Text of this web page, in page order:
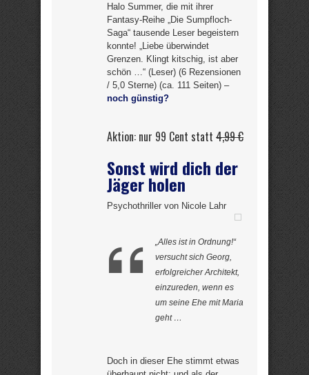
Halo Summer, die mit ihrer
Fantasy-Reihe „Die Sumpfloch-
Saga“ tausende Leser begeistern
konnte! „Liebe überwindet
Grenzen. Klingt kitschig, ist aber
schön …“ (Leser) (6 Rezensionen
/ 5,0 Sterne) (ca. 111 Seiten) –
noch günstig?
Aktion: nur 99 Cent statt 4,99 €
Sonst wird dich der
Jäger holen
Psychothriller von Nicole Lahr
„Alles ist in Ordnung!“
versucht sich Georg,
erfolgreicher Architekt,
einzureden, wenn es
um seine Ehe mit Maria
geht …
Doch in dieser Ehe stimmt etwas